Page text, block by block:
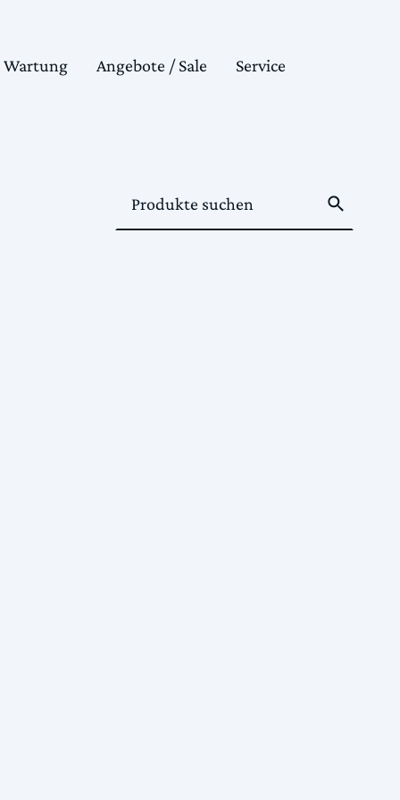
Wartung Angebote / Sale Service